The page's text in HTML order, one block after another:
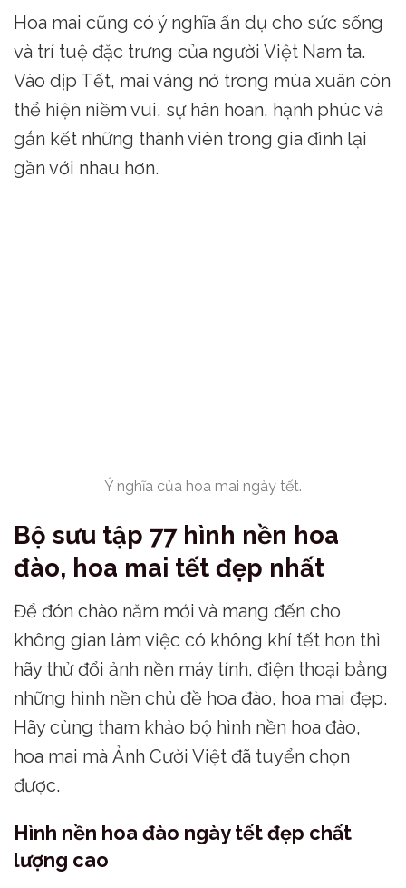
Hoa mai cũng có ý nghĩa ẩn dụ cho sức sống
và trí tuệ đặc trưng của người Việt Nam ta.
Vào dịp Tết, mai vàng nở trong mùa xuân còn
thể hiện niềm vui, sự hân hoan, hạnh phúc và
gắn kết những thành viên trong gia đình lại
gần với nhau hơn.
Ý nghĩa của hoa mai ngày tết.
Bộ sưu tập 77 hình nền hoa
đào, hoa mai tết đẹp nhất
Để đón chào năm mới và mang đến cho
không gian làm việc có không khí tết hơn thì
hãy thử đổi ảnh nền máy tính, điện thoại bằng
những hình nền chủ đề hoa đào, hoa mai đẹp.
Hãy cùng tham khảo bộ hình nền hoa đào,
hoa mai mà Ảnh Cười Việt đã tuyển chọn
được.
Hình nền hoa đào ngày tết đẹp chất
lượng cao